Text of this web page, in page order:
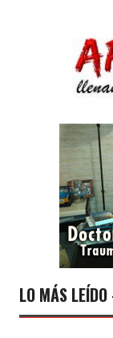
LO MÁS